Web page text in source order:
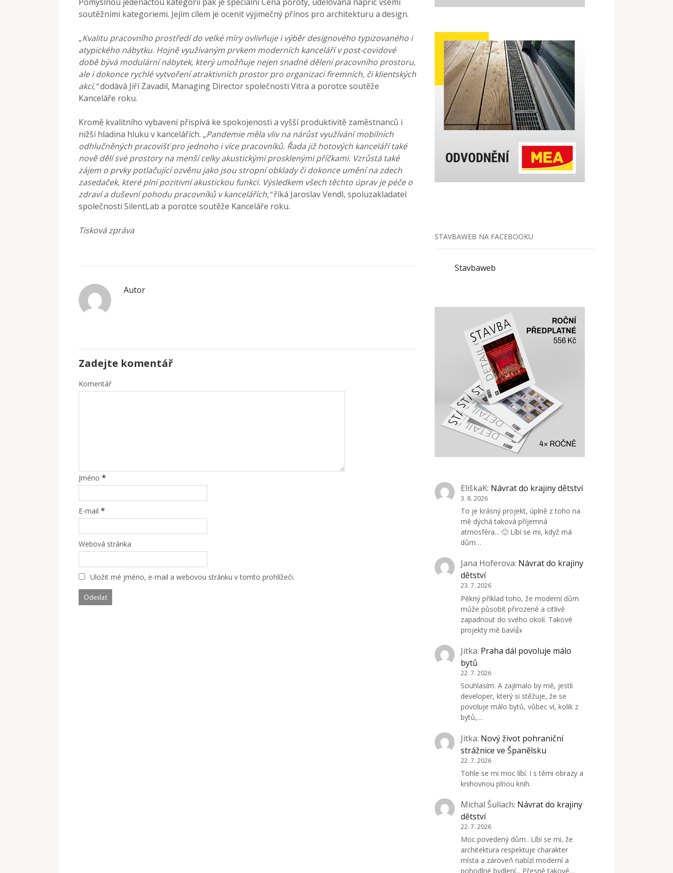
soutěžními kategoriemi. Jejím cílem je ocenit výjimečný přínos pro architekturu a design.
„Kvalitu pracovního prostředí do velké míry ovlivňuje i výběr designového typizovaného i
atypického nábytku. Hojně využívaným prvkem moderních kanceláří v post-covidové
době bývá modulární nábytek, který umožňuje nejen snadné dělení pracovního prostoru,
ale i dokonce rychlé vytvoření atraktivních prostor pro organizaci firemních, či klientských
akcí,“dodává Jiří Zavadil, Managing Director společnosti Vitra a porotce soutěže
Kanceláře roku.
Kromě kvalitního vybavení přispívá ke spokojenosti a vyšší produktivitě zaměstnanců i
nižší hladina hluku v kancelářích. „Pandemie měla vliv na nárůst využívání mobilních
odhlučněných pracovišť pro jednoho i více pracovníků. Řada již hotových kanceláří také
nově dělí své prostory na menší celky akustickými prosklenými příčkami. Vzrůstá také
zájem o prvky potlačující ozvěnu jako jsou stropní obklady či dokonce umění na zdech
zasedaček, které plní pozitivní akustickou funkci. Výsledkem všech těchto úprav je péče o
zdraví a duševní pohodu pracovníků v kancelářích,“říká Jaroslav Vendl, spoluzakladatel
společnosti SilentLab a porotce soutěže Kanceláře roku.
Tisková zpráva
Autor
Zadejte komentář
Komentář
Jméno *
E-mail *
Webová stránka
Uložit mé jméno, e-mail a webovou stránku v tomto prohlížeči.
STAVBAWEB NA FACEBOOKU
Stavbaweb
EliškaK: Návrat do krajiny dětství
3. 8. 2026
To je krásný projekt, úplně z toho na
mě dýchá taková příjemná
atmosféra... 🙂 Líbí se mi, když má
dům…
Jana Hoferova: Návrat do krajiny
dětství
23. 7. 2026
Pěkný příklad toho, že moderní dům
může působit přirozeně a citlivě
zapadnout do svého okolí. Takové
projekty mě baví👍
Jitka: Praha dál povoluje málo
bytů
22. 7. 2026
Souhlasím. A zajímalo by mě, jestli
developer, který si stěžuje, že se
povoluje málo bytů, vůbec ví, kolik z
bytů,…
Jitka: Nový život pohraniční
strážnice ve Španělsku
22. 7. 2026
Tohle se mi moc líbí. I s těmi obrazy a
knihovnou plnou knih.
Michal Šuliach: Návrat do krajiny
dětství
22. 7. 2026
Moc povedený dům.. Líbí se mi, že
architektura respektuje charakter
místa a zároveň nabízí moderní a
pohodlné bydlení... Přesně takové…